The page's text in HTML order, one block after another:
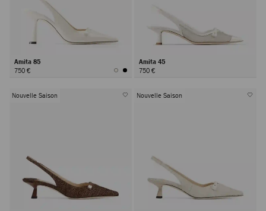
Amita 85
750 €
Amita 45
750 €
Nouvelle Saison Nouvelle Saison